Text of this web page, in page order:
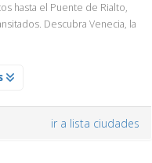
hasta el Puente de Rialto,
Descubra Venecia, la
de las calles de agua, en la
ir a lista ciudades